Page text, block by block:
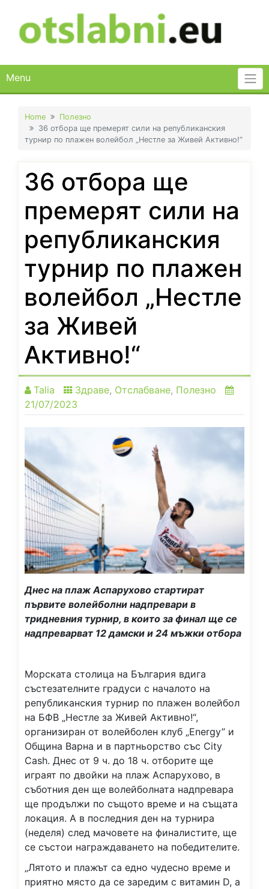
content
Menu
Home
Полезно
36 отбора ще премерят сили на републиканския
турнир по плажен волейбол „Нестле за Живей Активно!“
36 отбора ще
премерят сили на
републиканския
турнир по плажен
волейбол „Нестле
за Живей
Активно!“
Talia Здраве, Отслабване, Полезно
21/07/2023
Днес на плаж Аспарухово стартират
първите волейболни надпревари в
тридневния турнир, в които за финал ще се
надпреварват 12 дамски и 24 мъжки отбора
Морската столица на България вдига
състезателните градуси с началото на
републиканския турнир по плажен волейбол
на БФВ „Нестле за Живей Активно!“,
организиран от волейболен клуб „Energy” и
Община Варна и в партньорство със City
Cash. Днес от 9 ч. до 18 ч. отборите ще
играят по двойки на плаж Аспарухово, в
съботния ден ще волейболната надпревара
ще продължи по същото време и на същата
локация. А в последния ден на турнира
(неделя) след мачовете на финалистите, ще
се състои награждаването на победителите.
„Лятото и плажът са едно чудесно време и
приятно място да се заредим с витамин D, а